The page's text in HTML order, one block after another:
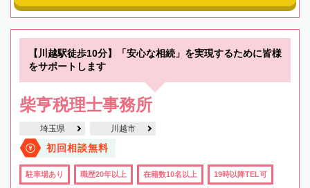
【川越駅徒歩10分】「安心な相続」を実現するために皆様
をサポートします
柴亨税理士事務所
埼玉県 川越市
初回相談無料
駐車場あり 職歴20年以上 在籍数10名以上 19時以降TEL可